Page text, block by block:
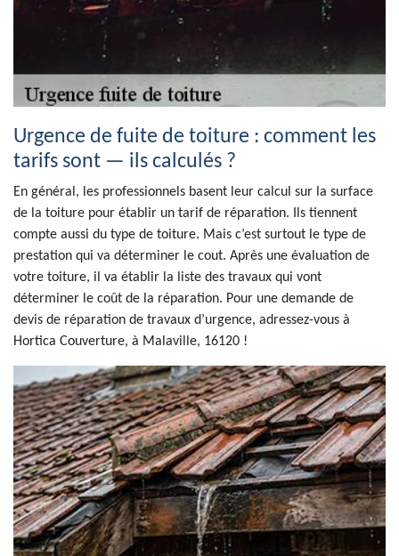
Urgence de fuite de toiture : comment les
tarifs sont — ils calculés ?
En général, les professionnels basent leur calcul sur la surface
de la toiture pour établir un tarif de réparation. Ils tiennent
compte aussi du type de toiture. Mais c’est surtout le type de
prestation qui va déterminer le cout. Après une évaluation de
votre toiture, il va établir la liste des travaux qui vont
déterminer le coût de la réparation. Pour une demande de
devis de réparation de travaux d’urgence, adressez-vous à
Hortica Couverture, à Malaville, 16120 !